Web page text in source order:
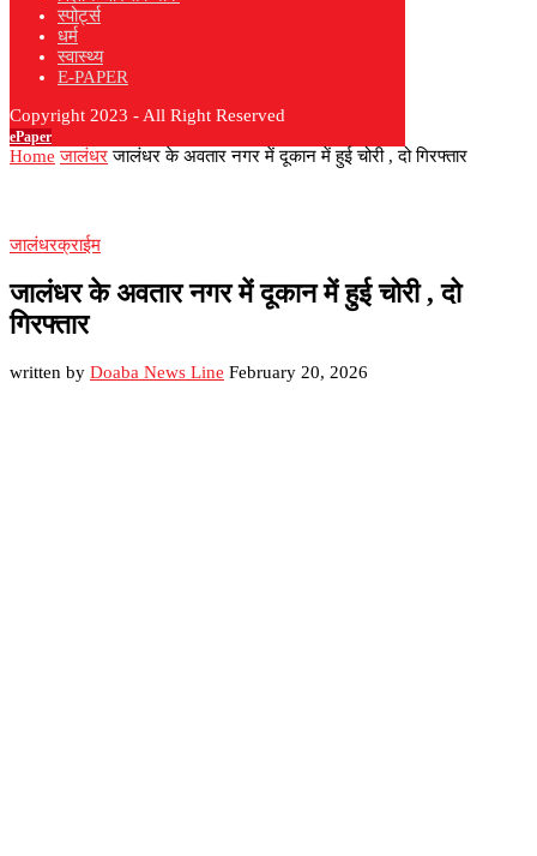
स्पोर्ट्स
धर्म
स्वास्थ्य
E-PAPER
Copyright 2023 - All Right Reserved
ePaper
Home जालंधर जालंधर के अवतार नगर में दूकान में हुई चोरी , दो गिरफ्तार
जालंधरक्राईम
जालंधर के अवतार नगर में दूकान में हुई चोरी , दो
गिरफ्तार
written by Doaba News Line February 20, 2026